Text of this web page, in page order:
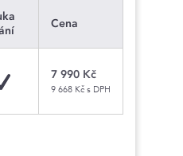
Cena
7 990 Kč
9 668 Kč s DPH